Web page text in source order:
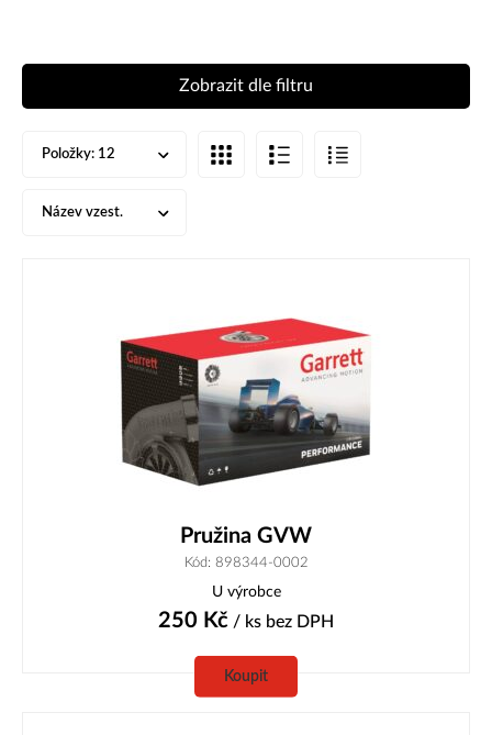
Zobrazit dle filtru
Položky: 12
Název vzest.
Pružina GVW
Kód: 898344-0002
U výrobce
250 Kč / ks bez DPH
Koupit